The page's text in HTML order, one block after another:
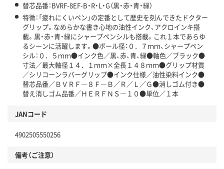
替芯品番：BVRF-8EF-B・R・L・G（黒・赤・青・緑）
特徴：「疲れにくいペン」の定番として歴史を刻んできたドクター
グリップ。なめらかな書き心地の油性インク、アクロインキ搭
載。黒・赤・青・緑にシャープペンシルも搭載。これ１本であらゆ
るシーンに活躍します。●ボール径：０．７ｍｍ、シャープペン
シル：０．５ｍｍ●インク色／黒、赤、青、緑●軸色／ブラック●
寸法／最大軸径１４．１ｍｍ×全長１４８ｍｍ●グリップ材質
／シリコーンラバーグリップ●インク仕様／油性染料インク●
替芯品番／ＢＶＲＦ―８Ｆ―Ｂ／Ｒ／Ｌ／Ｇ●消しゴム付き●
替え消しゴム品番／ＨＥＲＦＮＳ―１０●単位／１本
JANコード
4902505550256
備考（ご注意）